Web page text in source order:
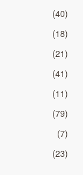
(40)
(18)
(21)
(41)
(11)
(79)
(7)
(23)